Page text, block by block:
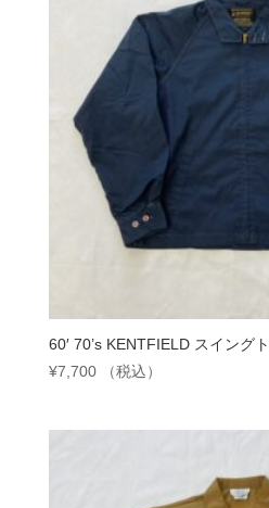
60′ 70’s KENTFIELD スイング
¥7,700 （税込）